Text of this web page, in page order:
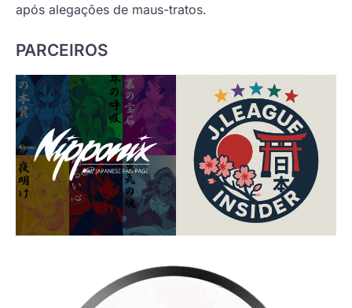
após alegações de maus-tratos.
PARCEIROS